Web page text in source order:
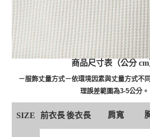
商品尺寸表（公分 cm
－服飾丈量方式－依環境因素與丈量方式不
理誤差範圍為3-5公分。
SIZE 前衣長後衣長 肩寬